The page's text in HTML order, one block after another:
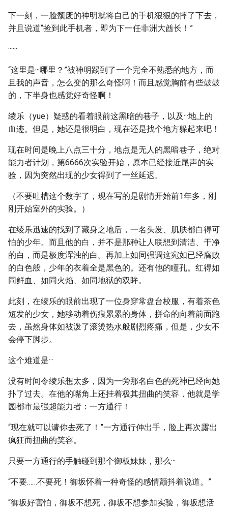
下一刻，一脸颓废的神明就将自己的手机狠狠的摔了下去，
并且说道“捡到此手机者，即为下一任非洲大酋长！”
······
“这里是···哪里？”被神明踢到了一个完全不熟悉的地方，而
且我的声音，怎么变的那么奇怪啊！而且感觉胸前有些鼓鼓
的，下半身也感觉好奇怪啊！
绫乐（yue）疑惑的看着眼前这黑暗的巷子，以及···地上的
血迹。但是，她还是很明白，现在还是找个地方躲起来吧！
现在时间是晚上八点三十分，地点是无人的黑暗巷子，绝对
能力者计划，第6666次实验开始，原本已经接近尾声的实
验，因为突然出现的少女得到了一丝延迟。
（不要吐槽这个数字了，现在写的是剧情开始前1年多，刚
刚开始室外的实验。）
在绫乐迅速的找到了藏身之地后，一名头发、肌肤都白得可
怕的少年。而且他的白，并不是那种让人联想到清洁、干净
的白，而是极度浑浊的白。再加上如同强调这宛如已经腐败
的白色般，少年的衣着全是黑色的。还有他的瞳孔。红得如
同鲜血、如同火焰、如同地狱的双眸。
此刻，在绫乐的眼前出现了一位身穿常盘台校服，有着茶色
短发的少女，她移动着伤痕累累的身体，拼命的向着前面跑
去，虽然身体如被泼了滚烫热水般剧烈疼痛，但是，少女不
会停下脚步。
这个难道是···
没有时间令绫乐想太多，因为一旁那名白色的死神已经向她
扑了过去。在他的嘴角上还挂着极其扭曲的笑容，他就是学
园都市最强超能力者：一方通行！
“现在就可以请你去死了！”一方通行伸出手，脸上再次露出
疯狂而扭曲的笑容。
只要一方通行的手触碰到那个御板妹妹，那么···
“不要……不要死！御坂怀着一种奇怪的感情颤抖着说道。”
“御坂好害怕，御坂不想死，御坂不想参加实验，御坂想活